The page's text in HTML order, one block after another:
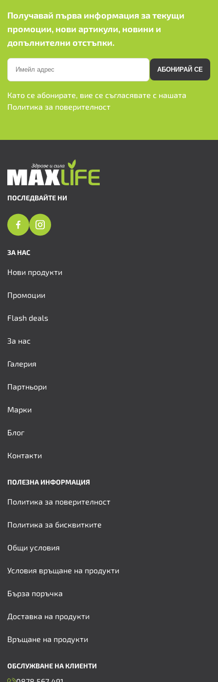
Получавай първа информация за текущи
промоции, нови артикули, новини и
допълнителни отстъпки.
АБОНИРАЙ СЕ
Като се абонирате, вие се съгласявате с нашата
Политика за поверителност
ПОСЛЕДВАЙТЕ НИ
ЗА НАС
Нови продукти
Промоции
Flash deals
За нас
Галерия
Партньори
Марки
Блог
Контакти
ПОЛЕЗНА ИНФОРМАЦИЯ
Политика за поверителност
Политика за бисквитките
Общи условия
Условия връщане на продукти
Бърза поръчка
Доставка на продукти
Връщане на продукти
ОБСЛУЖВАНЕ НА КЛИЕНТИ